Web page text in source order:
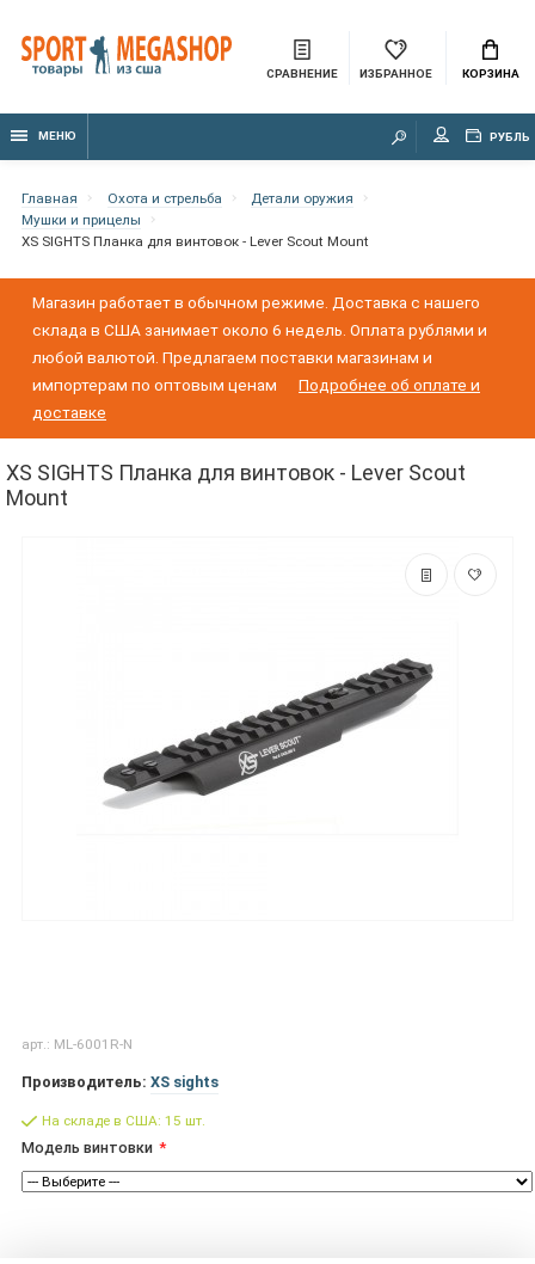
СРАВНЕНИЕ ИЗБРАННОЕ КОРЗИНА
МЕНЮ РУБЛЬ
Главная Охота и стрельба
Детали оружия
Мушки и прицелы
XS SIGHTS Планка для винтовок - Lever Scout Mount
Магазин работает в обычном режиме. Доставка с нашего
склада в США занимает около 6 недель. Оплата рублями и
любой валютой. Предлагаем поставки магазинам и
импортерам по оптовым ценам
Подробнее об оплате и
доставке
XS SIGHTS Планка для винтовок - Lever Scout
Mount
арт.: ML-6001R-N
Производитель: XS sights
На складе в США: 15 шт.
Модель винтовки